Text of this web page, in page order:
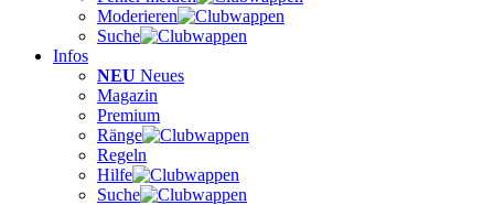
Moderieren
Suche
Infos
NEU Neues
Magazin
Premium
Ränge
Regeln
Hilfe
Suche